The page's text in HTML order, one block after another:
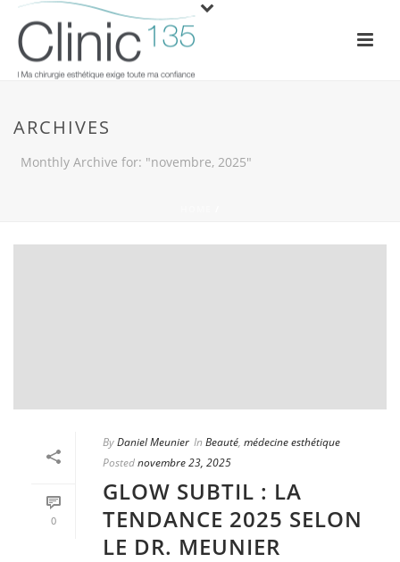
ARCHIVES
Monthly Archive for: "novembre, 2025"
0
ByDaniel Meunier In Beauté, médecine esthétique
Postednovembre 23, 2025
GLOW SUBTIL : LA
TENDANCE 2025 SELON
LE DR. MEUNIER